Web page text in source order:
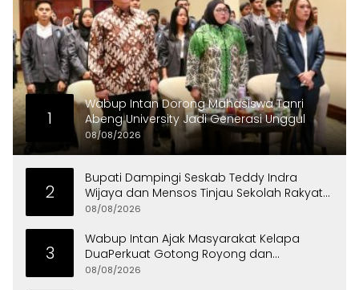
1
Wabup Intan Dorong Mahasiswa Tanri
Abeng University Jadi Generasi Unggul
08/08/2026
2
Bupati Dampingi Seskab Teddy Indra
Wijaya dan Mensos Tinjau Sekolah Rakyat
di Curug
08/08/2026
3
Wabup Intan Ajak Masyarakat Kelapa
DuaPerkuat Gotong Royong dan
Persatuan
08/08/2026